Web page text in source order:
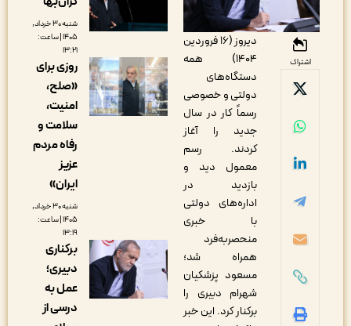
دیروز (۱۶ فروردین
۱۴۰۴) همه
دستگاه‌های
دولتی و خصوصی
رسماً کار در سال
جدید را آغاز
کردند. رسم
معمول دید و
بازدید در
اداره‌های دولتی
با خبری
منحصربه‌فرد
همراه شد؛
مسعود پزشکیان
شهرام دبیری را
برکنار کرد. این خبر
شنبه ۳۰ خرداد,
۱۴۰۵ | ساعت:
روزی برای
«صلح،
امنیت،
سلامت و
رفاه مردم
شنبه ۳۰ خرداد,
۱۴۰۵ | ساعت:
برکناری
دبیری؛
عمل به